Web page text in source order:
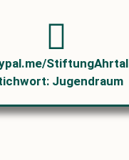
StiftungAhrtal
Jugendraum